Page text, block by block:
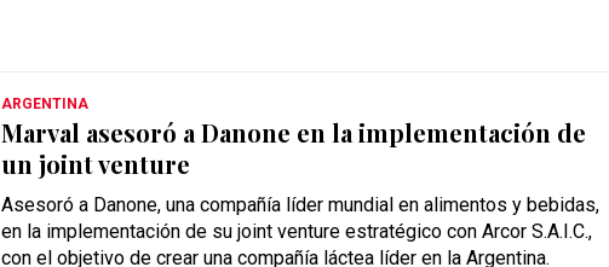
ARGENTINA
Marval asesoró a Danone en la implementación de
un joint venture
Asesoró a Danone, una compañía líder mundial en alimentos y bebidas,
en la implementación de su joint venture estratégico con Arcor S.A.I.C.,
con el objetivo de crear una compañía láctea líder en la Argentina.